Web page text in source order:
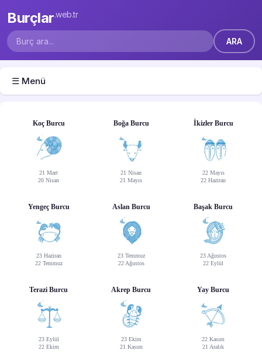
Burçlar.web.tr
☰ Menü
Koç Burcu
21 Mart
20 Nisan
Boğa Burcu
21 Nisan
21 Mayıs
İkizler Burcu
22 Mayıs
22 Haziran
Yengeç Burcu
23 Haziran
22 Temmuz
Aslan Burcu
23 Temmuz
22 Ağustos
Başak Burcu
23 Ağustos
22 Eylül
Terazi Burcu
23 Eylül
22 Ekim
Akrep Burcu
23 Ekim
21 Kasım
Yay Burcu
22 Kasım
21 Aralık